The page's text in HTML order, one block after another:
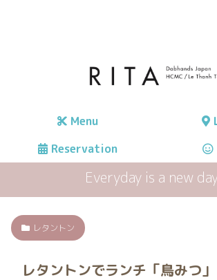
Menu
Reservation
Everyday is a new
レタントン
レタントンでランチ「鳥みつ」